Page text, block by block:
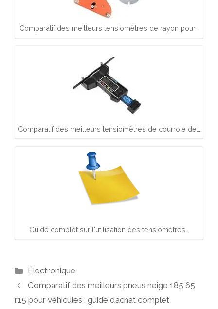
Comparatif des meilleurs tensiomètres de rayon pour…
Comparatif des meilleurs tensiomètres de courroie de…
Guide complet sur l'utilisation des tensiomètres…
Catégories
Électronique
Comparatif des meilleurs pneus neige 185 65
r15 pour véhicules : guide d’achat complet